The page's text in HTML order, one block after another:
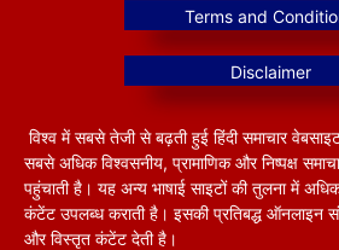
विश्व में सबसे तेजी से बढ़ती हुई हिंदी समाचार
सबसे अधिक विश्वसनीय, प्रामाणिक और निष्पक्ष
पहुंचाती है। यह अन्य भाषाई साइटों की तुलना में अधिक
कंटेंट उपलब्ध कराती है। इसकी प्रतिबद्ध ऑनलाइन
और विस्तृत कंटेंट देती है।